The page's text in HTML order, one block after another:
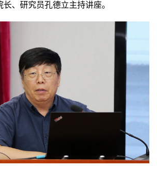
长、研究员孔德立主持讲座。